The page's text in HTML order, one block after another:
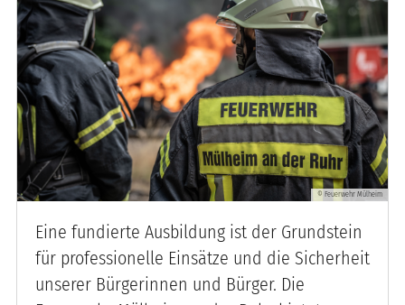
© Feuerwehr Mülheim
Eine fundierte Ausbildung ist der Grundstein
für professionelle Einsätze und die Sicherheit
unserer Bürgerinnen und Bürger. Die